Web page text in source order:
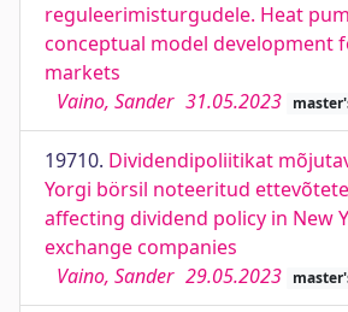
reguleerimisturgudele. Heat
conceptual model development
markets
Vaino, Sander 31.05.2023
19710. Dividendipoliitikat
Yorgi börsil noteeritud
affecting dividend policy in New
exchange companies
Vaino, Sander 29.05.2023